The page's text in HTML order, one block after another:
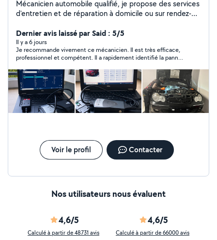
Mécanicien automobile qualifié, je propose des services
d'entretien et de réparation à domicile ou sur rendez-
courantes : vidange, filtres, freinage, diagnostic,
entretien complet, remplacement de pièces,
embrayage et petites réparations mécaniques.Mon
objectif est simple : vous proposer un service sérieux,
rapide et transparent, avec un tarif annoncé avant
l'intervention et sans mauvaise surprise. Vous pouvez
fournir vos pièces ou me laisser m'en occuper selon
votre préférence. Pour un devis précis, il suffit de
m'envoyer la marque, le modèle, l'année, la motorisation
Dernier avis laissé par Said : 5/5
Il y a 6 jours
Je recommande vivement ce mécanicien. Il est très efficace,
professionnel et compétent. Il a rapidement identifié la panne
les explications sont claires et le tarif est raisonnable. Je
n'hésiterai pas à refaire appel à lui si besoin. Merci encore !
Voir le profil Contacter
Nos utilisateurs nous évaluent
4,6/5
Calculé à partir de 48731 avis
4,6/5
Calculé à partir de 66000 avis